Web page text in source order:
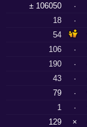
± 106050 ·
18
·
54
106
·
190
·
43
·
79
·
1
·
129
×